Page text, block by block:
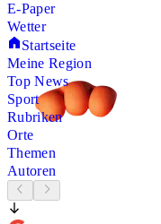
E-Paper
Wetter
Startseite
Meine Region
Top News
Sport
Rubriken
Orte
Themen
Autoren